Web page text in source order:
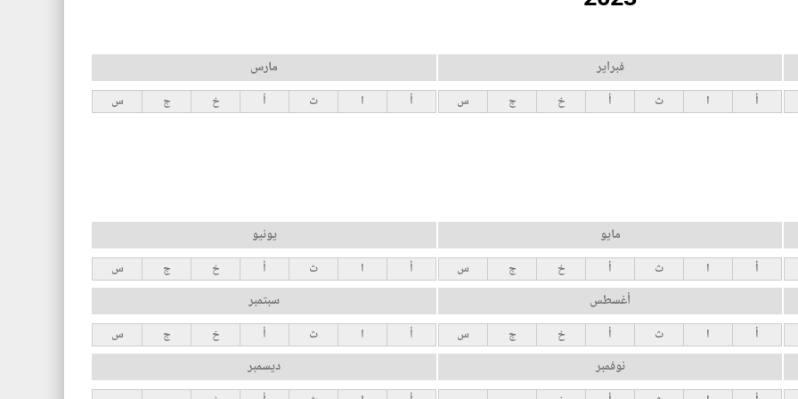
فبراير
أ ا ث أ خ ج س
مارس
أ ا ث أ خ ج س
مايو
أ ا ث أ خ ج س
يونيو
أ ا ث أ خ ج س
أغسطس
أ ا ث أ خ ج س
سبتمبر
أ ا ث أ خ ج س
نوفمبر ديسمبر